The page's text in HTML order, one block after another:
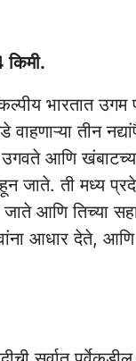
किमी.
भारतात
वाहणाऱ्या तीन
उगवते आणि
जाते. ती मध्य
आणि तिच्या
आधार देते, आणि